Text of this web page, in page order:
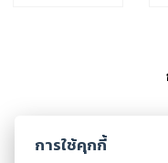
การใช้คุกกี้